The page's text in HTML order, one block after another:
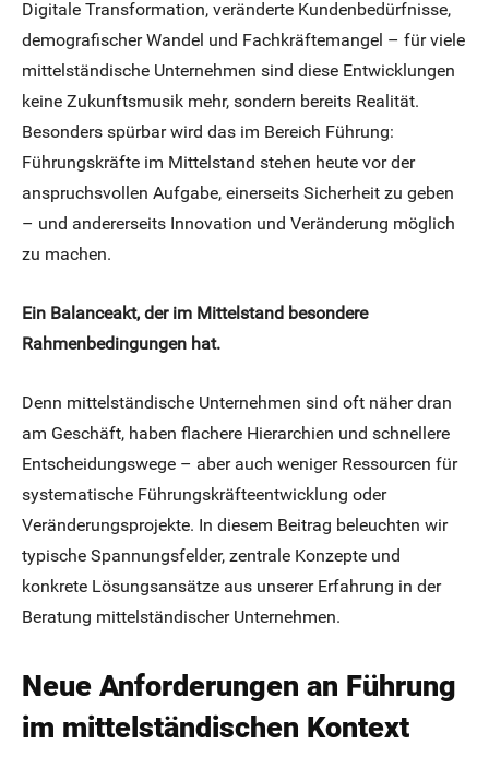
Digitale Transformation, veränderte Kundenbedürfnisse,
demografischer Wandel und Fachkräftemangel – für viele
mittelständische Unternehmen sind diese Entwicklungen
keine Zukunftsmusik mehr, sondern bereits Realität.
Besonders spürbar wird das im Bereich Führung:
Führungskräfte im Mittelstand stehen heute vor der
anspruchsvollen Aufgabe, einerseits Sicherheit zu geben
– und andererseits Innovation und Veränderung möglich
zu machen.
Ein Balanceakt, der im Mittelstand besondere
Rahmenbedingungen hat.
Denn mittelständische Unternehmen sind oft näher dran
am Geschäft, haben flachere Hierarchien und schnellere
Entscheidungswege – aber auch weniger Ressourcen für
systematische Führungskräfteentwicklung oder
Veränderungsprojekte. In diesem Beitrag beleuchten wir
typische Spannungsfelder, zentrale Konzepte und
konkrete Lösungsansätze aus unserer Erfahrung in der
Beratung mittelständischer Unternehmen.
Neue Anforderungen an Führung
im mittelständischen Kontext